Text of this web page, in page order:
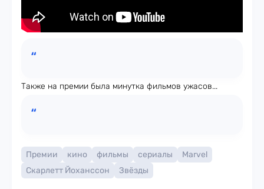
Также на премии была минутка фильмов ужасов...
Премии кино фильмы сериалы
Marvel
Скарлетт Йоханссон
Звёзды